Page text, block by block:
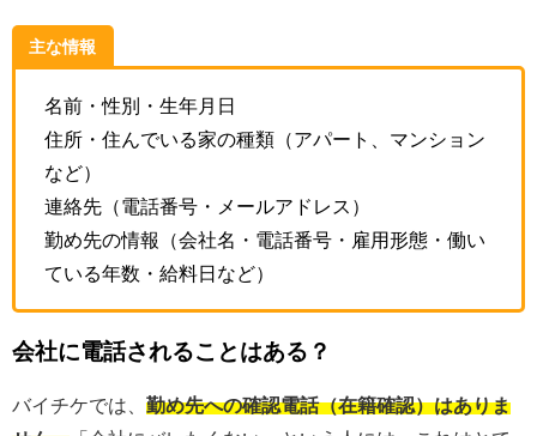
主な情報
名前・性別・生年月日
住所・住んでいる家の種類（アパート、マンション
など）
連絡先（電話番号・メールアドレス）
勤め先の情報（会社名・電話番号・雇用形態・働い
ている年数・給料日など）
会社に電話されることはある？
バイチケでは、 勤め先への確認電話（在籍確認）はありま